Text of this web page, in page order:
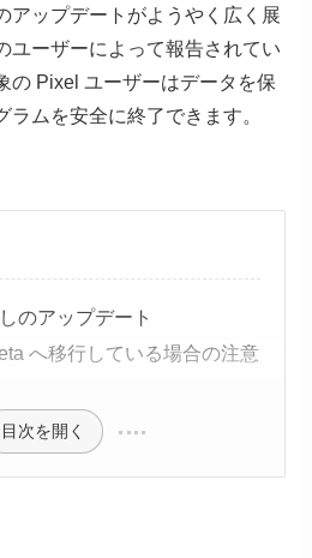
アップデートがようやく広く展
ユーザーによって報告されてい
の Pixel ユーザーはデータを保
ムを安全に終了できます。
のアップデート
へ移行している場合の注意
目次を開く